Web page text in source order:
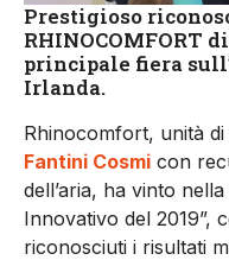
Prestigioso
RHINOCOMFORT
principale fiera
Irlanda.
Rhinocomfort, unità
Fantini Cosmi con
dell’aria, ha vinto
Innovativo del 2019”,
riconosciuti i risultati